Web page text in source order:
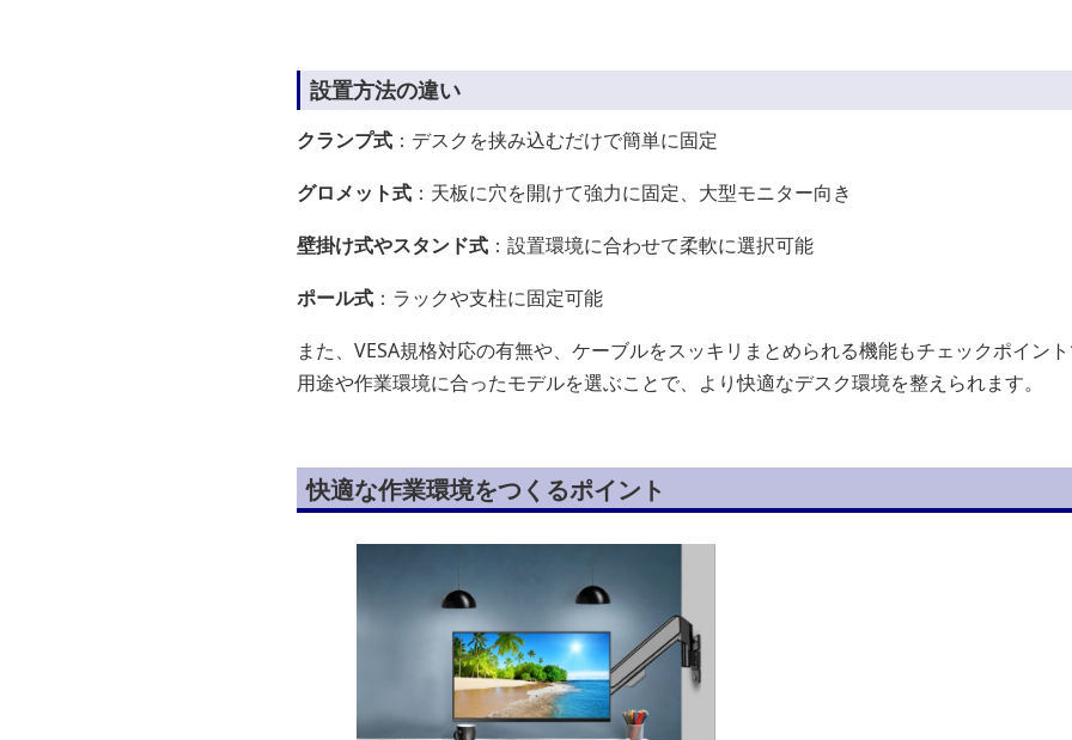
設置方法の違い
クランプ式 ：デスクを挟み込むだけで簡単に固定
グロメット式 ：天板に穴を開けて強力に固定、大型モニター向き
壁掛け式やスタンド式 ：設置環境に合わせて柔軟に選択可能
ポール式 ：ラックや支柱に固定可能
また、VESA規格対応の有無や、ケーブルをスッキリまとめられる機能もチェックポイン
用途や作業環境に合ったモデルを選ぶことで、より快適なデスク環境を整えられます。
快適な作業環境をつくるポイント